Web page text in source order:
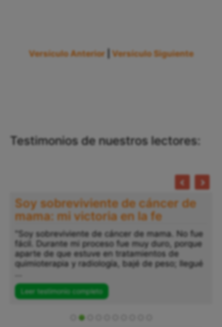
Versículo Anterior Versículo Siguiente
Testimonios de nuestros lectores:
Soy sobreviviente de cáncer de
mama: mi victoria en la fe
"Soy sobreviviente de cáncer de mama. No fue
fácil. Durante mi proceso fue muy duro, porque
aparte de que estuve en tratamientos de
quimioterapia y radiología, bajé de peso; llegué
Leer testimonio completo